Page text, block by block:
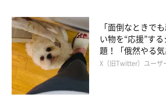
「面倒なときで
い物を“応援”す
題！「俄然やる
X（旧Twitter）ユーザ